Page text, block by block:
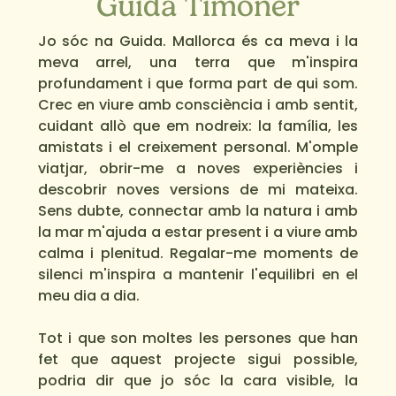
Jo sóc na Guida. Mallorca és ca meva i la
meva arrel, una terra que m'inspira
profundament i que forma part de qui som.
Crec en viure amb consciència i amb sentit,
cuidant allò que em nodreix: la família, les
amistats i el creixement personal. M'omple
viatjar, obrir-me a noves experiències i
descobrir noves versions de mi mateixa.
Sens dubte, connectar amb la natura i amb
la mar m'ajuda a estar present i a viure amb
calma i plenitud. Regalar-me moments de
silenci m'inspira a mantenir l'equilibri en el
meu dia a dia.
Tot i que son moltes les persones que han
fet que aquest projecte sigui possible,
podria dir que jo sóc la cara visible, la